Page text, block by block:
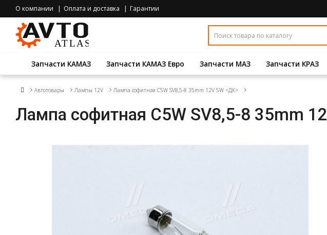
О компании Оплата и доставка Гарантии
Запчасти КАМАЗ Запчасти КАМАЗ Евро Запчасти МАЗ Запчасти КРАЗ
Автотовары Лампы 12V Лампа софитная C5W SV8,5-8 35mm 12V 5W <ДК>
Лампа софитная C5W SV8,5-8 35mm